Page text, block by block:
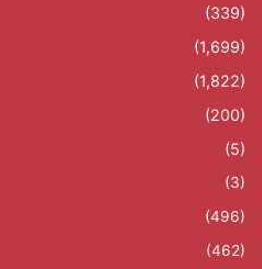
(339)
(1,699)
(1,822)
(200)
(5)
(3)
(496)
(462)